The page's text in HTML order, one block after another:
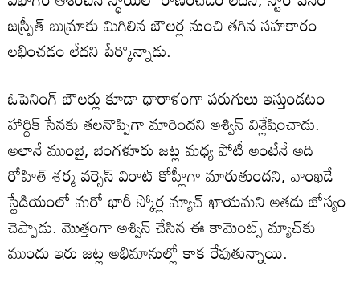
జస్ప్రీత్ బుమ్రాకు మిగిలిన బౌలర్ల నుంచి తగిన సహకారం
లభించడం లేదని పేర్కొన్నాడు.
ఓపెనింగ్ బౌలర్లు కూడా ధారాళంగా పరుగులు ఇస్తుండటం
హార్దిక్ సేనకు తలనొప్పిగా మారిందని అశ్విన్ విశ్లేషించాడు.
అలానే ముంబై, బెంగళూరు జట్ల మధ్య పోటీ అంటేనే అది
రోహిత్ శర్మ వర్సెస్ విరాట్ కోహ్లీగా మారుతుందని, వాంఖడే
స్టేడియంలో మరో భారీ స్కోర్ల మ్యాచ్ ఖాయమని అతడు జోస్యం
చెప్పాడు. మొత్తంగా అశ్విన్ చేసిన ఈ కామెంట్స్ మ్యాచ్‌కు
ముందు ఇరు జట్ల అభిమానుల్లో కాక రేపుతున్నాయి.